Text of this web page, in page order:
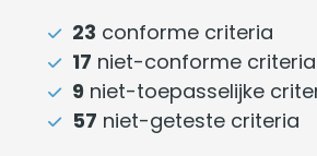
23 conforme criteria
17 niet-conforme criteria
9 niet-toepasselijke
57 niet-geteste criteria